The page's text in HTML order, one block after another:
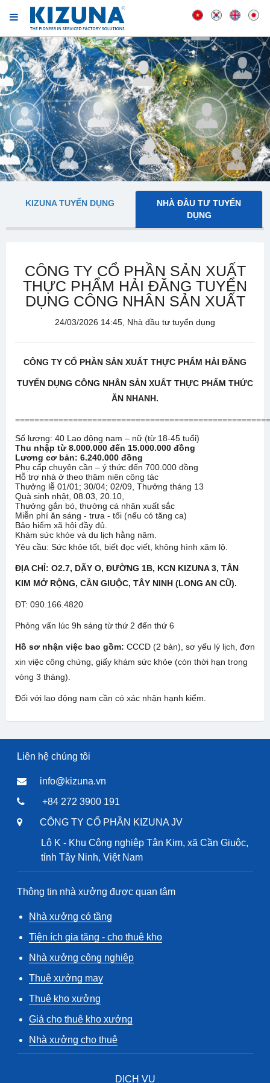
KIZUNA TUYỂN DỤNG
NHÀ ĐẦU TƯ TUYỂN
DỤNG
CÔNG TY CỔ PHẦN SẢN XUẤT
THỰC PHẨM HẢI ĐĂNG TUYỂN
DỤNG CÔNG NHÂN SẢN XUẤT
24/03/2026 14:45, Nhà đầu tư tuyển dụng
CÔNG TY CỔ PHẦN SẢN XUẤT THỰC PHẨM HẢI ĐĂNG
TUYỂN DỤNG CÔNG NHÂN SẢN XUẤT THỰC PHẨM THỨC
ĂN NHANH.
Số lượng: 40 Lao động nam – nữ (từ 18-45 tuổi)
Thu nhập từ 8.000.000 đến 15.000.000 đồng
Lương cơ bản: 6.240.000 đồng
Phụ cấp chuyên cần – ý thức đến 700.000 đồng
Hỗ trợ nhà ở theo thâm niên công tác
Thưởng lễ 01/01; 30/04; 02/09, Thưởng tháng 13
Quà sinh nhật, 08.03, 20.10,
Thưởng gắn bó, thưởng cá nhân xuất sắc
Miễn phí ăn sáng - trưa - tối (nếu có tăng ca)
Bảo hiểm xã hội đầy đủ.
Khám sức khỏe và du lịch hằng năm.
Yêu cầu: Sức khỏe tốt, biết đọc viết, không hình xăm lộ.
ĐỊA CHỈ: O2.7, DÃY O, ĐƯỜNG 1B, KCN KIZUNA 3, TÂN
KIM MỞ RỘNG, CẦN GIUỘC, TÂY NINH (LONG AN CŨ).
ĐT: 090.166.4820
Phỏng vấn lúc 9h sáng từ thứ 2 đến thứ 6
Hồ sơ nhận việc bao gồm: CCCD (2 bản), sơ yếu lý lịch, đơn
xin việc công chứng, giấy khám sức khỏe (còn thời hạn trong
vòng 3 tháng).
Đối với lao động nam cần có xác nhận hạnh kiểm.
Liên hệ chúng tôi
info@kizuna.vn
+84 272 3900 191
CÔNG TY CỔ PHẦN KIZUNA JV
Lô K - Khu Công nghiệp Tân Kim, xã Cần Giuộc,
tỉnh Tây Ninh, Việt Nam
Thông tin nhà xưởng được quan tâm
Nhà xưởng có tầng
Tiện ích gia tăng - cho thuê kho
Nhà xưởng công nghiệp
Thuê xưởng may
Thuê kho xưởng
Giá cho thuê kho xưởng
Nhà xưởng cho thuê
DỊCH VỤ